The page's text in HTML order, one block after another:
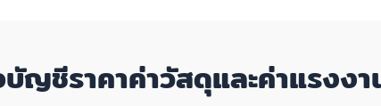
ญชีราคาค่าวัสดุและค่าแรงง